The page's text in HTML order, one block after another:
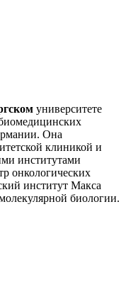
университете
Она
клиникой и
институтами
онкологических
институт Макса
биологии.